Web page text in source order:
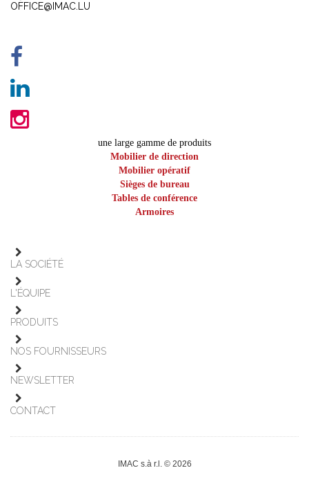
OFFICE@IMAC.LU
une large gamme de produits
Mobilier de direction
Mobilier opératif
Sièges de bureau
Tables de conférence
Armoires
LA SOCIÉTÉ
L'ÉQUIPE
PRODUITS
NOS FOURNISSEURS
NEWSLETTER
CONTACT
IMAC s.à r.l. © 2026